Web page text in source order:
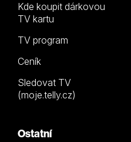
Kde koupit dárkovou
TV kartu
TV program
Ceník
Sledovat TV
(moje.telly.cz)
Ostatní